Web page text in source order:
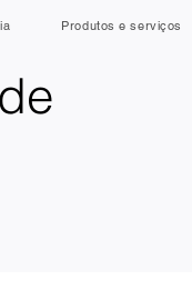
Produtos e serviços